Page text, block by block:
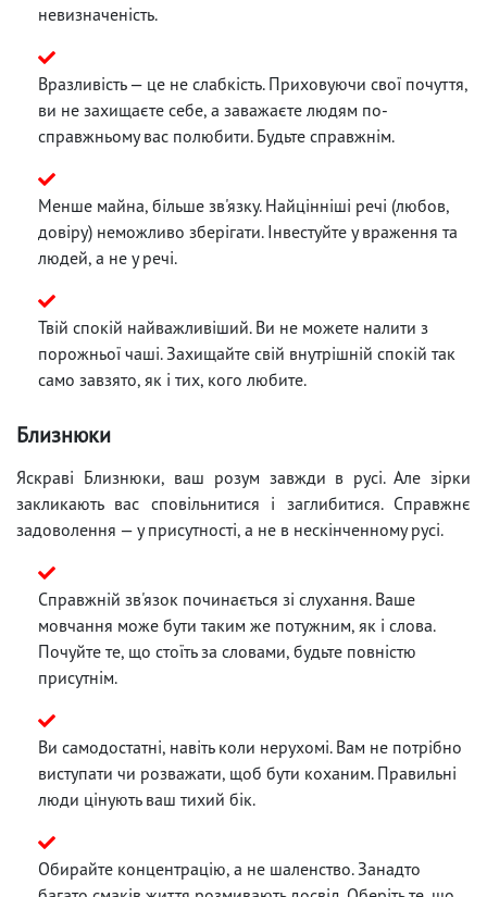
невизначеність.
Вразливість — це не слабкість. Приховуючи свої почуття,
ви не захищаєте себе, а заважаєте людям по-
справжньому вас полюбити. Будьте справжнім.
Менше майна, більше зв'язку. Найцінніші речі (любов,
довіру) неможливо зберігати. Інвестуйте у враження та
людей, а не у речі.
Твій спокій найважливіший. Ви не можете налити з
порожньої чаші. Захищайте свій внутрішній спокій так
само завзято, як і тих, кого любите.
Близнюки
Яскраві Близнюки, ваш розум завжди в русі. Але зірки
закликають вас сповільнитися і заглибитися. Справжнє
задоволення — у присутності, а не в нескінченному русі.
Справжній зв'язок починається зі слухання. Ваше
мовчання може бути таким же потужним, як і слова.
Почуйте те, що стоїть за словами, будьте повністю
присутнім.
Ви самодостатні, навіть коли нерухомі. Вам не потрібно
виступати чи розважати, щоб бути коханим. Правильні
люди цінують ваш тихий бік.
Обирайте концентрацію, а не шаленство. Занадто